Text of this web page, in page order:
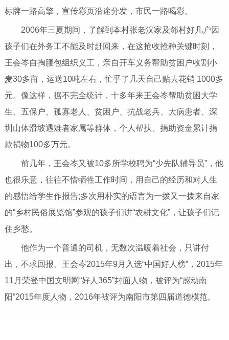
标牌一路高擎，宣传彩页沿途分发，市民一路喝彩。
2006年三夏期间，了解到本村张老汉家及邻村好几户因
孩子们在外务工不能及时赶回来，在这抢收抢种关键时刻，
王会岑自掏腰包组织义工，亲自开车义务帮助贫困户收割小
麦30多亩，运送10吨左右，忙乎了几天自己贴去花销 1000多
元。像这样，据不完全统计，十多年来王会岑帮助贫困大学
生、五保户、孤寡老人、贫困户、抗战老兵、大病患者、深
圳山体滑坡遇难者家属等群体，个人帮扶、捐助资金累计捐
款捐物100多万元。
前几年，王会岑又被10多所学校聘为“少先队辅导员”，他
也很乐意，往往不惜牺牲工作时间，用自己的经历和对人生
的感悟给学生作报告;多次用朴实的语言为一拨又一拨来自家
的“乡村民俗展览馆”参观的孩子们讲“农耕文化”，让孩子们记
住乡愁。
他作为一个普通的司机，无数次温暖着社会，只讲付
出，不求回报。王会岑2015年9月入选“中国好人榜”，2015年
11月荣登中国文明网“好人365”封面人物，被评为“感动南
阳”2015年度人物，2016年被评为南阳市第四届道德模范。